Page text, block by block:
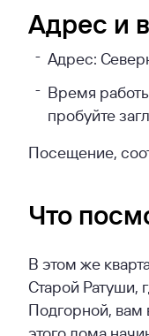
Адрес и
Адрес:
Время
пробуйте
Посещение,
Что
В этом же
Старой Ратуши,
Подгорной, вам